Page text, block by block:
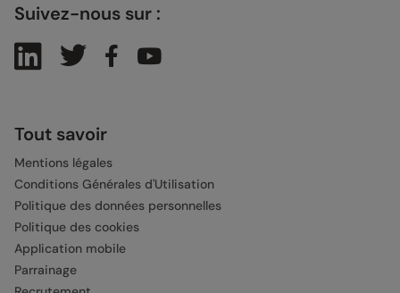
Suivez-nous sur :
Tout savoir
Mentions légales
Conditions Générales d'Utilisation
Politique des données personnelles
Politique des cookies
Application mobile
Parrainage